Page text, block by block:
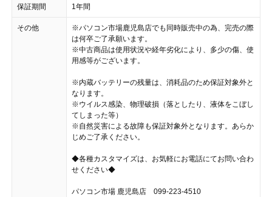
保証期間 1年間
その他
※パソコン市場鹿児島店でも同時販売中の為、完売の際
は何卒ご了承願います。
※中古商品は使用状況や経年劣化により、多少の傷、使
用感等がございます。
※内蔵バッテリーの残量は、消耗品のため保証対象外と
なります。
※ウイルス感染、物理破損（落としたり、液体をこぼし
てしまった等）
※自然災害による故障も保証対象外となります。あらか
じめご了承ください。
◆各種カスタマイズは、お気軽にお電話にてお問い合わ
せください◆
パソコン市場 鹿児島店 099-223-4510